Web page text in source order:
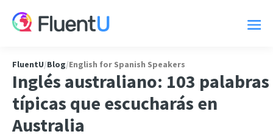
FluentU/Blog/English for Spanish Speakers
Inglés australiano: 103 palabras
típicas que escucharás en
Australia